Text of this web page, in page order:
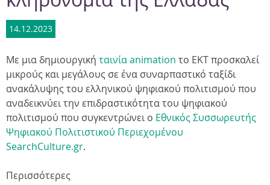
14.12.2023
Με μια δημιουργική ταινία animation το ΕΚΤ προσκαλεί
μικρούς και μεγάλους σε ένα συναρπαστικό ταξίδι
ανακάλυψης του ελληνικού ψηφιακού πολιτισμού που
αναδεικνύει την επιδραστικότητα του ψηφιακού
πολιτισμού που συγκεντρώνει ο Εθνικός Συσσωρευτής
Ψηφιακού Πολιτιστικού Περιεχομένου
SearchCulture.gr.
Περισσότερες